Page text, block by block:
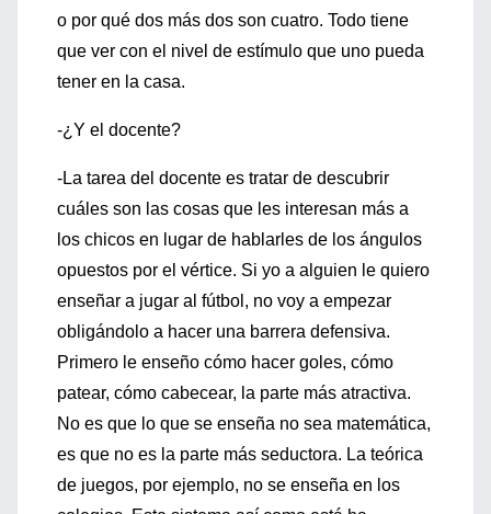
o por qué dos más dos son cuatro. Todo tiene
que ver con el nivel de estímulo que uno pueda
tener en la casa.
-¿Y el docente?
-La tarea del docente es tratar de descubrir
cuáles son las cosas que les interesan más a
los chicos en lugar de hablarles de los ángulos
opuestos por el vértice. Si yo a alguien le quiero
enseñar a jugar al fútbol, no voy a empezar
obligándolo a hacer una barrera defensiva.
Primero le enseño cómo hacer goles, cómo
patear, cómo cabecear, la parte más atractiva.
No es que lo que se enseña no sea matemática,
es que no es la parte más seductora. La teórica
de juegos, por ejemplo, no se enseña en los